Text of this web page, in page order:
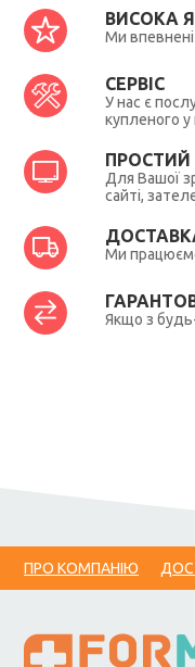
ВИСОКА
Ми
СЕРВІС
У нас є
купленого у
ПРОСТИЙ
Для Вашої
сайті,
Ми
Якщо з
ПРО КОМПАНІЮ